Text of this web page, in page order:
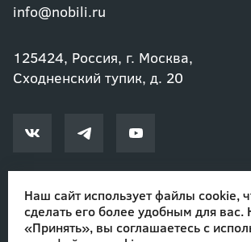
Наш сайт использует файлы cookie,
сделать его более удобным для
«Принять», вы соглашаетесь с
info@nobili.ru
125424, Россия, г. Москва,
Сходненский тупик, д. 20
© 2002-2026 Озеленение и
Авторские права